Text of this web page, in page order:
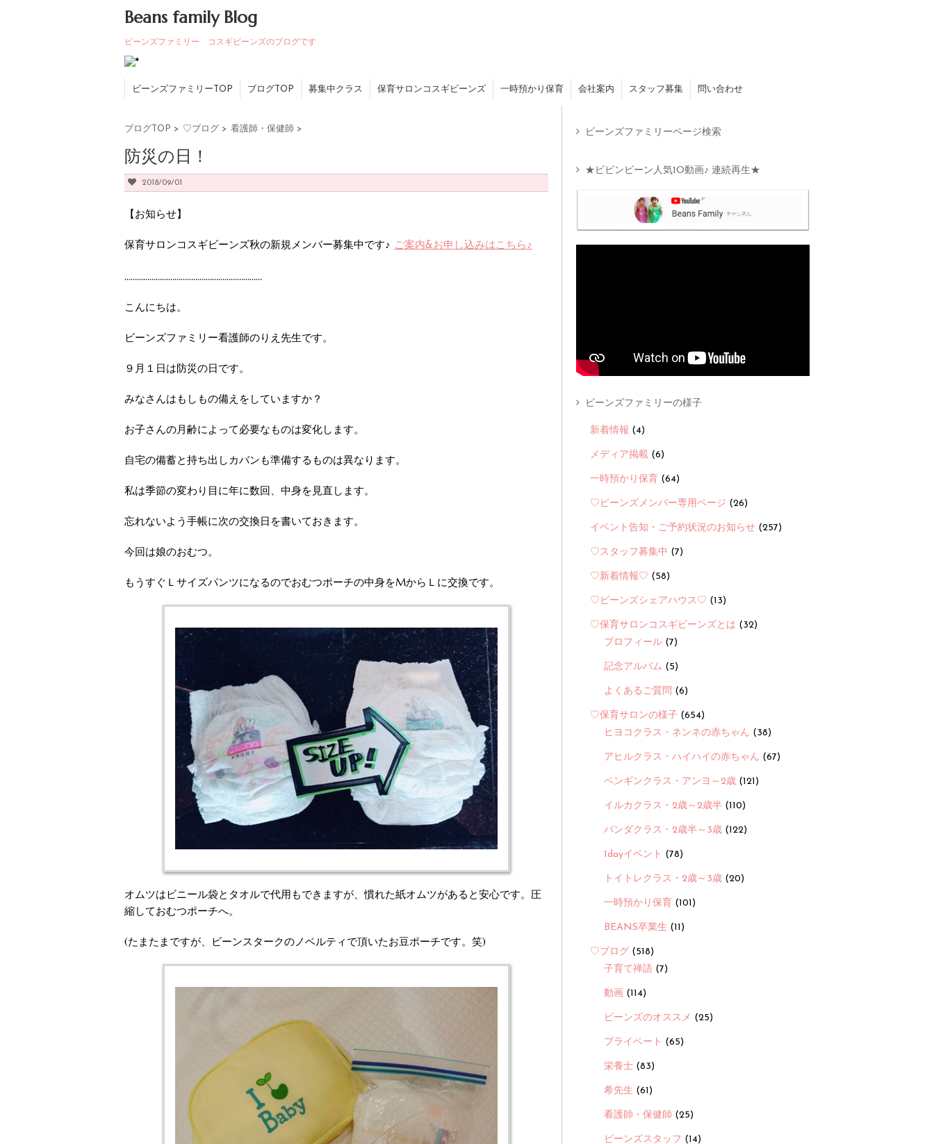
Beans family Blog
ビーンズファミリー コスギビーンズのブログです
ビーンズファミリーTOP ブログTOP 募集中クラス 保育サロンコスギビーンズ 一時預かり保育 会社案内 スタッフ募集 問い合わせ
ブログTOP > ♡ブログ > 看護師・保健師 >
防災の日！
2018/09/01
【お知らせ】
保育サロンコスギビーンズ秋の新規メンバー募集中です♪ ご案内&お申し込みはこちら♪
…………………………………………………………
こんにちは。
ビーンズファミリー看護師のりえ先生です。
９月１日は防災の日です。
みなさんはもしもの備えをしていますか？
お子さんの月齢によって必要なものは変化します。
自宅の備蓄と持ち出しカバンも準備するものは異なります。
私は季節の変わり目に年に数回、中身を見直します。
忘れないよう手帳に次の交換日を書いておきます。
今回は娘のおむつ。
もうすぐＬサイズパンツになるのでおむつポーチの中身をMからＬに交換です。
オムツはビニール袋とタオルで代用もできますが、慣れた紙オムツがあると安心です。圧
縮しておむつポーチへ。
(たまたまですが、ビーンスタークのノベルティで頂いたお豆ポーチです。笑)
ビーンズファミリーページ検索
★ビビンビーン人気10動画♪ 連続再生★
ビーンズファミリーの様子
新着情報 (4)
メディア掲載 (6)
一時預かり保育 (64)
♡ビーンズメンバー専用ページ (26)
イベント告知・ご予約状況のお知らせ (257)
♡スタッフ募集中 (7)
♡新着情報♡ (58)
♡ビーンズシェアハウス♡ (13)
♡保育サロンコスギビーンズとは (32)
プロフィール (7)
記念アルバム (5)
よくあるご質問 (6)
♡保育サロンの様子 (654)
ヒヨコクラス・ネンネの赤ちゃん (38)
アヒルクラス・ハイハイの赤ちゃん (67)
ペンギンクラス・アンヨ～2歳 (121)
イルカクラス・2歳～2歳半 (110)
パンダクラス・2歳半～3歳 (122)
1dayイベント (78)
トイトレクラス・2歳～3歳 (20)
一時預かり保育 (101)
BEANS卒業生 (11)
♡ブログ (518)
子育て禅語 (7)
動画 (114)
ビーンズのオススメ (25)
プライベート (65)
栄養士 (83)
希先生 (61)
看護師・保健師 (25)
ビーンズスタッフ (14)